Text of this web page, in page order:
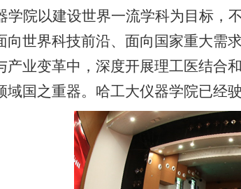
学院以建设世界一流学科为目标，
向世界科技前沿、面向国家重大需
产业变革中，深度开展理工医结合
域国之重器。哈工大仪器学院已经